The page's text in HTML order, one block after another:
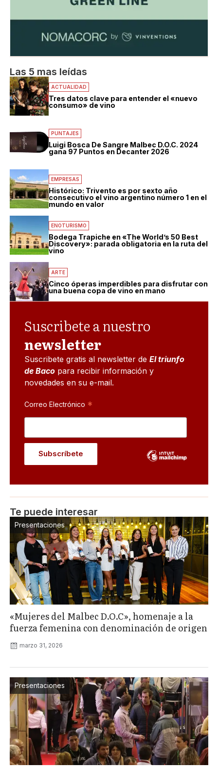
Las 5 mas leídas
ACTUALIDAD
Tres datos clave para entender el «nuevo
consumo» de vino
PUNTAJES
Luigi Bosca De Sangre Malbec D.O.C. 2024
gana 97 Puntos en Decanter 2026
EMPRESAS
Histórico: Trivento es por sexto año
consecutivo el vino argentino número 1 en el
mundo en valor
ENOTURISMO
Bodega Trapiche en «The World’s 50 Best
Discovery»: parada obligatoria en la ruta del
vino
ARTE
Cinco óperas imperdibles para disfrutar con
una buena copa de vino en mano
Suscribete a nuestro
newsletter
Suscribete gratis al newsletter de El triunfo
de Baco para recibir información y
novedades en su e-mail.
Correo Electrónico *
Te puede interesar
Presentaciones
«Mujeres del Malbec D.O.C», homenaje a la
fuerza femenina con denominación de origen
marzo 31, 2026
Presentaciones